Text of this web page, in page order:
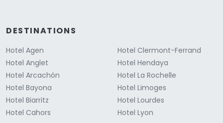
DESTINATIONS
Hotel Agen
Hotel Anglet
Hotel Arcachón
Hotel Bayona
Hotel Biarritz
Hotel Cahors
Hotel Clermont-Ferrand
Hotel Hendaya
Hotel La Rochelle
Hotel Limoges
Hotel Lourdes
Hotel Lyon